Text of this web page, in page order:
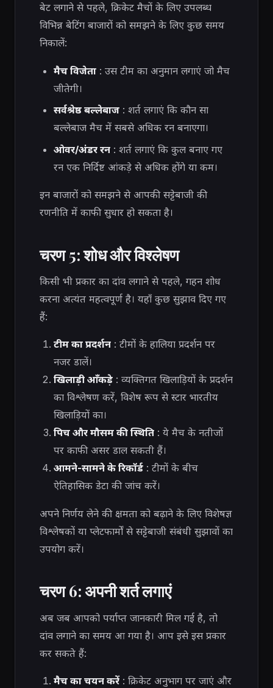
बेट लगाने से पहले, क्रिकेट मैचों के लिए उपलब्ध
विभिन्न बेटिंग बाजारों को समझने के लिए कुछ समय
निकालें:
मैच विजेता: उस टीम का अनुमान लगाएं जो मैच
जीतेगी।
सर्वश्रेष्ठ बल्लेबाज: शर्त लगाएं कि कौन सा
बल्लेबाज मैच में सबसे अधिक रन बनाएगा।
ओवर/अंडर रन: शर्त लगाएं कि कुल बनाए गए
रन एक निर्दिष्ट आंकड़े से अधिक होंगे या कम।
इन बाजारों को समझने से आपकी सट्टेबाजी की
रणनीति में काफी सुधार हो सकता है।
चरण 5: शोध और विश्लेषण
किसी भी प्रकार का दांव लगाने से पहले, गहन शोध
करना अत्यंत महत्वपूर्ण है। यहाँ कुछ सुझाव दिए गए
हैं:
टीम का प्रदर्शन: टीमों के हालिया प्रदर्शन पर
नजर डालें।
खिलाड़ी आँकड़े: व्यक्तिगत खिलाड़ियों के प्रदर्शन
का विश्लेषण करें, विशेष रूप से स्टार भारतीय
खिलाड़ियों का।
पिच और मौसम की स्थिति: ये मैच के नतीजों
पर काफी असर डाल सकती हैं।
आमने-सामने के रिकॉर्ड: टीमों के बीच
ऐतिहासिक डेटा की जांच करें।
अपने निर्णय लेने की क्षमता को बढ़ाने के लिए विशेषज्ञ
विश्लेषकों या प्लेटफार्मों से सट्टेबाजी संबंधी सुझावों का
उपयोग करें।
चरण 6: अपनी शर्त लगाएं
अब जब आपको पर्याप्त जानकारी मिल गई है, तो
दांव लगाने का समय आ गया है। आप इसे इस प्रकार
कर सकते हैं:
मैच का चयन करें: क्रिकेट अनुभाग पर जाएं और